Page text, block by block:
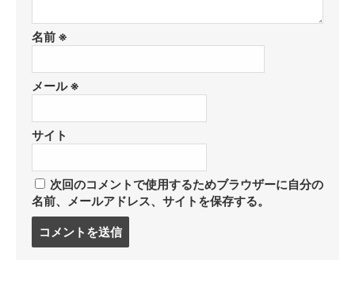
名前 ※
メール※
サイト
次回のコメントで使用するためブラウザーに自分の
名前、メールアドレス、サイトを保存する。